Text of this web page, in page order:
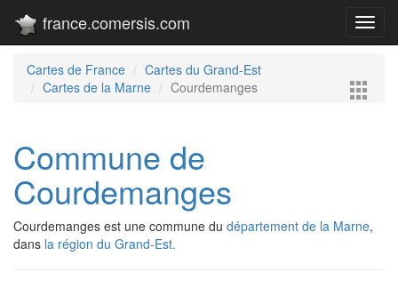
france.comersis.com
Cartes de France
Cartes du Grand-Est
Cartes de la Marne
Courdemanges
Commune de
Courdemanges
Courdemanges est une commune du département de la Marne,
dans la région du Grand-Est.